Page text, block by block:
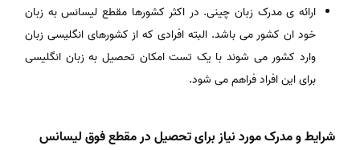
ارائه ی مدرک زبان چینی. در اکثر کشورها مقطع لیسانس به زبان
خود ان کشور می باشد. البته افرادی که از کشورهای انگلیسی زبان
وارد کشور می شوند با یک تست امکان تحصیل به زبان انگلیسی
برای این افراد فراهم می شود.
شرایط و مدرک مورد نیاز برای تحصیل در مقطع فوق لیسانس